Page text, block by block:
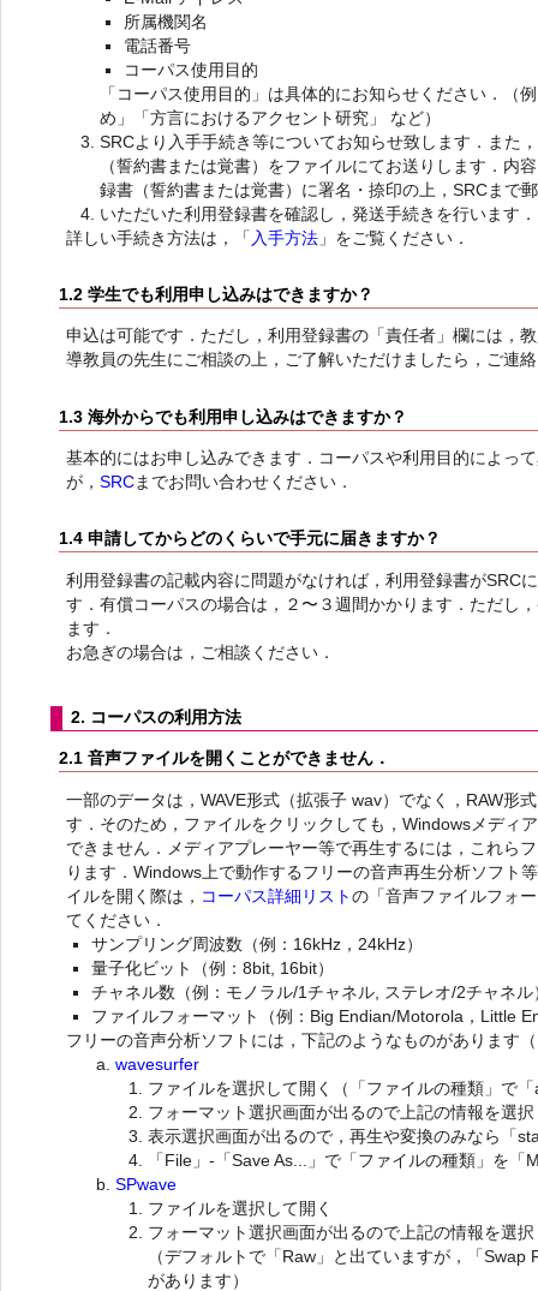
所属機関名
電話番号
コーパス使用目的
「コーパス使用目的」は具体的にお知らせください．（
め」「方言におけるアクセント研究」 など）
SRCより入手手続き等についてお知らせ致します．また
（誓約書または覚書）をファイルにてお送りします．内
録書（誓約書または覚書）に署名・捺印の上，SRCまで
いただいた利用登録書を確認し，発送手続きを行います．
詳しい手続き方法は，「 入手方法 」をご覧ください．
1.2 学生でも利用申し込みはできますか？
申込は可能です．ただし，利用登録書の「責任者」欄には，
導教員の先生にご相談の上，ご了解いただけましたら，ご連
1.3 海外からでも利用申し込みはできますか？
基本的にはお申し込みできます．コーパスや利用目的によっ
が，SRCまでお問い合わせください．
1.4 申請してからどのくらいで手元に届きますか？
利用登録書の記載内容に問題がなければ，利用登録書がSRC
す．有償コーパスの場合は，２〜３週間かかります．ただし
ます．
お急ぎの場合は，ご相談ください．
2. コーパスの利用方法
2.1 音声ファイルを開くことができません．
一部のデータは，WAVE形式（拡張子 wav）でなく，RAW形
す．そのため，ファイルをクリックしても，Windowsメディ
できません．メディアプレーヤー等で再生するには，これら
ります．Windows上で動作するフリーの音声再生分析ソフト
イルを開く際は， コーパス詳細リストの「音声ファイルフォ
てください．
サンプリング周波数（例：16kHz，24kHz）
量子化ビット（例：8bit, 16bit）
チャネル数（例：モノラル/1チャネル, ステレオ/2チャネル
ファイルフォーマット（例：Big Endian/Motorola，Little
フリーの音声分析ソフトには，下記のようなものがあります
wavesurfer
ファイルを選択して開く（「ファイルの種類」で
フォーマット選択画面が出るので上記の情報を選
表示選択画面が出るので，再生や変換のみなら「
「File」-「Save As...」で「ファイルの種類」を
SPwave
ファイルを選択して開く
フォーマット選択画面が出るので上記の情報を選
（デフォルトで「Raw」と出ていますが，「
があります）